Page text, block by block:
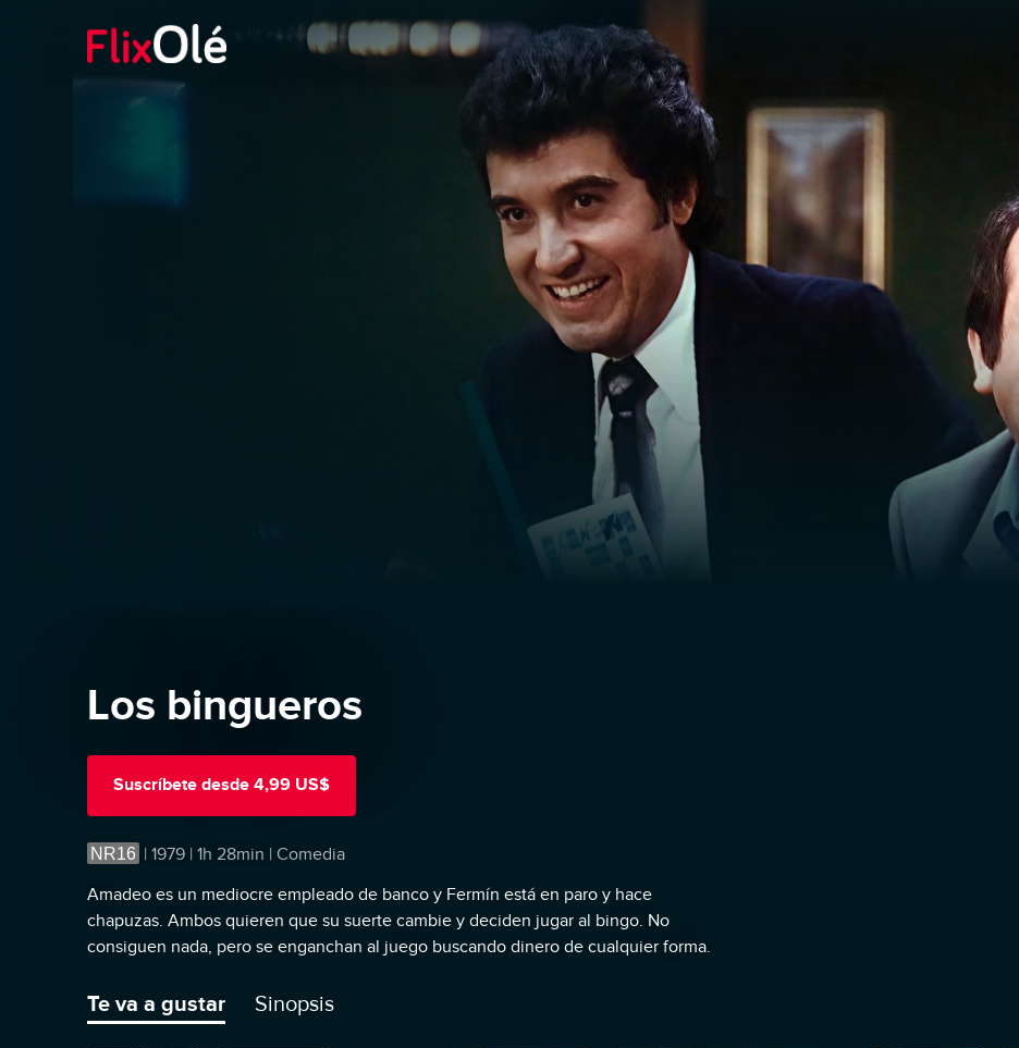
Los bingueros
Suscríbete desde 4,99 US$
NR16 | 1979 | 1h 28min | Comedia
Amadeo es un mediocre empleado de banco y Fermín está en paro y hace
chapuzas. Ambos quieren que su suerte cambie y deciden jugar al bingo. No
consiguen nada, pero se enganchan al juego buscando dinero de cualquier forma.
Te va a gustar Sinopsis